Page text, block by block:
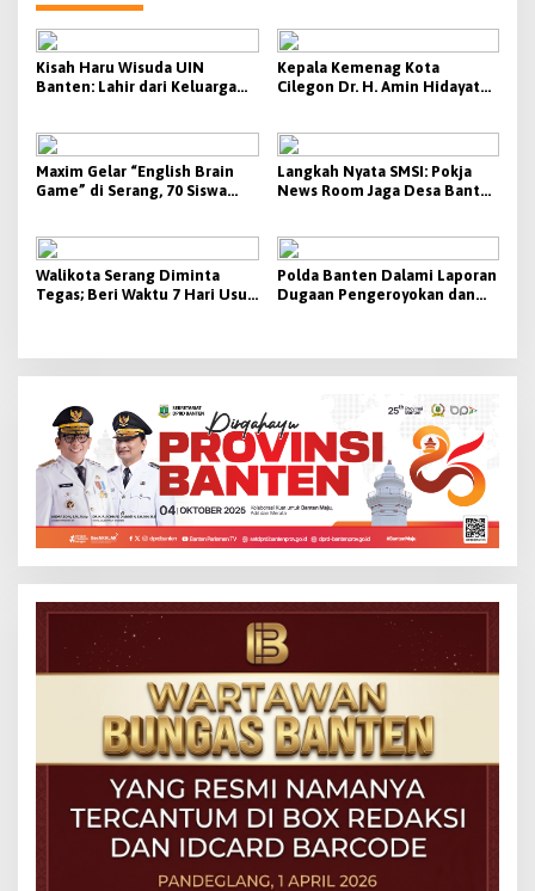
Kisah Haru Wisuda UIN
Banten: Lahir dari Keluarga
dan Cium Pipi Sang Ibunda
Kepala Kemenag Kota
Cilegon Dr. H. Amin Hidayat
Maxim Gelar “English Brain
Game” di Serang, 70 Siswa
Langkah Nyata SMSI: Pokja
News Room Jaga Desa Banten
Walikota Serang Diminta
Tegas; Beri Waktu 7 Hari Usut
Polda Banten Dalami Laporan
Dugaan Pengeroyokan dan